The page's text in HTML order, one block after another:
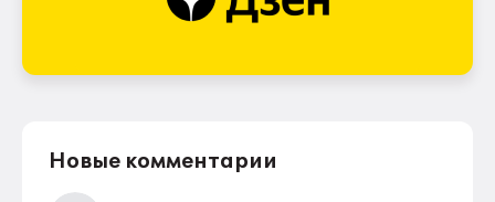
Новые комментарии